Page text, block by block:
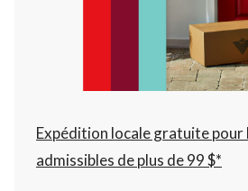
à
06:00
cliquer
pour
Expédition locale gratuite pour
admissibles de plus de 99 $*